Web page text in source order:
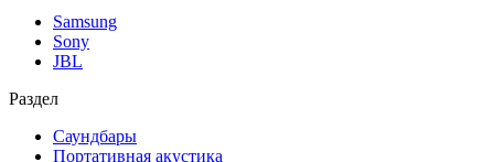
Samsung
Sony
JBL
Раздел
Саундбары
Портативная акустика